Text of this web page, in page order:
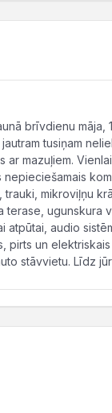
brīvdienu māja,
tusiņam
ar mazuļiem.
nepieciešamais
mikroviļņu
ugunskura
audio
pirts un
stāvvietu. Līdz